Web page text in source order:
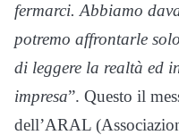
fermarci. Abbiamo
potremo affrontarle
di leggere la realtà ed
impresa”. Questo il
dell’ARAL